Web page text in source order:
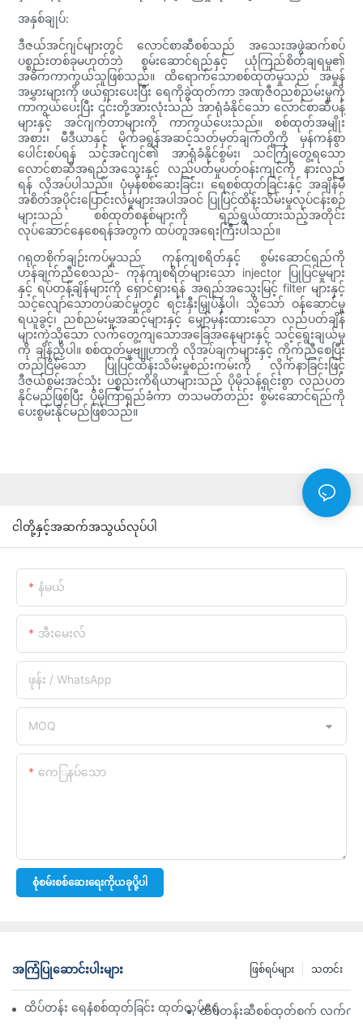
အနှစ်ချုပ်:
ဒီဇယ်အင်ဂျင်များတွင် လောင်စာဆီစစ်သည် အသေးအဖွဲဆက်စပ်
ပစ္စည်းတစ်ခုမဟုတ်ဘဲ စွမ်းဆောင်ရည်နှင့် ယုံကြည်စိတ်ချရမှု၏
အဓိကကာကွယ်သူဖြစ်သည်။ ထိရောက်သောစစ်ထုတ်မှုသည် အမှုန်
အမွှားများကို ဖယ်ရှားပေးပြီး ရေကိုခွဲထုတ်ကာ အဏုဇီဝညစ်ညမ်းမှုကို
ကာကွယ်ပေးပြီး ၎င်းတို့အားလုံးသည် အာရုံခံနိုင်သော လောင်စာဆီပန့်
များနှင့် အင်ဂျက်တာများကို ကာကွယ်ပေးသည်။ စစ်ထုတ်အမျိုး
အစား၊ မီဒီယာနှင့် မိုက်ခရွန်အဆင့်သတ်မှတ်ချက်တို့ကို မှန်ကန်စွာ
ပေါင်းစပ်ရန် သင့်အင်ဂျင်၏ အာရုံခံနိုင်စွမ်း၊ သင်ကြုံတွေ့ရသော
လောင်စာဆီအရည်အသွေးနှင့် လည်ပတ်မှုပတ်ဝန်းကျင်ကို နားလည်
ရန် လိုအပ်ပါသည်။ ပုံမှန်စစ်ဆေးခြင်း၊ ရေစစ်ထုတ်ခြင်းနှင့် အချိန်မီ
အစိတ်အပိုင်းပြောင်းလဲမှုများအပါအဝင် ပြုပြင်ထိန်းသိမ်းမှုလုပ်ငန်းစဉ်
များသည် စစ်ထုတ်စနစ်များကို ရည်ရွယ်ထားသည့်အတိုင်း
လုပ်ဆောင်နေစေရန်အတွက် ထပ်တူအရေးကြီးပါသည်။
ဂရုတစိုက်ချဉ်းကပ်မှုသည် ကုန်ကျစရိတ်နှင့် စွမ်းဆောင်ရည်ကို
ဟန်ချက်ညီစေသည်- ကုန်ကျစရိတ်များသော injector ပြုပြင်မှုများ
နှင့် ရပ်တန့်ချိန်များကို ရှောင်ရှားရန် အရည်အသွေးမြင့် filter များနှင့်
သင့်လျော်သောတပ်ဆင်မှုတွင် ရင်းနှီးမြှုပ်နှံပါ၊ သို့သော် ဝန်ဆောင်မှု
ရယူခွင့်၊ ညစ်ညမ်းမှုအဆင့်များနှင့် မျှော်မှန်းထားသော လည်ပတ်ချိန်
များကဲ့သို့သော လက်တွေ့ကျသောအခြေအနေများနှင့် သင့်ရွေးချယ်မှု
ကို ချိန်ညှိပါ။ စစ်ထုတ်မှုဗျူဟာကို လိုအပ်ချက်များနှင့် ကိုက်ညီစေပြီး
တည်ငြိမ်သော ပြုပြင်ထိန်းသိမ်းမှုစည်းကမ်းကို လိုက်နာခြင်းဖြင့်
ဒီဇယ်စွမ်းအင်သုံး ပစ္စည်းကိရိယာများသည် ပိုမိုသန့်ရှင်းစွာ လည်ပတ်
နိုင်မည်ဖြစ်ပြီး ပိုမိုကြာရှည်ခံကာ တသမတ်တည်း စွမ်းဆောင်ရည်ကို
ပေးစွမ်းနိုင်မည်ဖြစ်သည်။
ငါတို့နှင့်အဆက်အသွယ်လုပ်ပါ
နံမယ်
အီးမေးလ်
ဖုန်း / WhatsApp
MOQ
ကေြနပ်သော
စုံစမ်းစစ်ဆေးရေးကိုယခုပို့ပါ
အကြံပြုဆောင်းပါးများ သတင်း
ဖြစ်ရပ်များ
ထိပ်တန်း ရေနံစစ်ထုတ်ခြင်း ထုတ်လုပ်ရေးကုမ္ပဏီများ- ပြည့်စုံသော ခ
ထိပ်တန်းဆီစစ်ထုတ်စက် လက်ကား